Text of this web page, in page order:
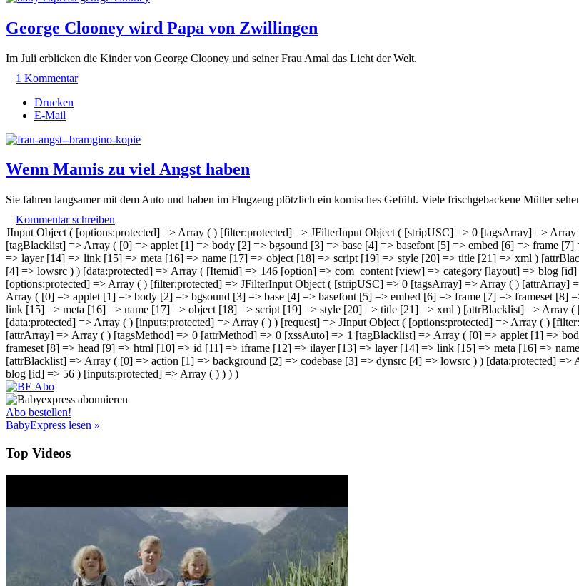
George Clooney wird Papa von Zwillingen
Im Juli erblicken die Kinder von George Clooney und seiner Frau Amal das Licht der Welt.
1 Kommentar
Drucken
E-Mail
Wenn Mamis zu viel Angst haben
Sie fahren langsamer mit dem Auto und haben im Flugzeug plötzlich ein komisches Gefühl. Viele frischgebackene Mütter
Kommentar schreiben
JInput Object ( [options:protected] => Array ( ) [filter:protected] => JFilterInput Object ( [stripUSC] => 0 [tagsArray] =>
[tagBlacklist] => Array ( [0] => applet [1] => body [2] => bgsound [3] => base [4] => basefont [5] => embed [6] => frame
=> layer [14] => link [15] => meta [16] => name [17] => object [18] => script [19] => style [20] => title [21] => xml )
[4] => lowsrc ) ) [data:protected] => Array ( [Itemid] => 146 [option] => com_content [view] => category [layout] => blog
[options:protected] => Array ( ) [filter:protected] => JFilterInput Object ( [stripUSC] => 0 [tagsArray] => Array ( )
Array ( [0] => applet [1] => body [2] => bgsound [3] => base [4] => basefont [5] => embed [6] => frame [7] => frameset
link [15] => meta [16] => name [17] => object [18] => script [19] => style [20] => title [21] => xml ) [attrBlacklist] => Array
[data:protected] => Array ( ) [inputs:protected] => Array ( ) ) [request] => JInput Object ( [options:protected] => Array ( )
[attrArray] => Array ( ) [tagsMethod] => 0 [attrMethod] => 0 [xssAuto] => 1 [tagBlacklist] => Array ( [0] => applet [1] =>
frameset [8] => head [9] => html [10] => id [11] => iframe [12] => ilayer [13] => layer [14] => link [15] => meta [16] =>
[attrBlacklist] => Array ( [0] => action [1] => background [2] => codebase [3] => dynsrc [4] => lowsrc ) ) [data:protected]
blog [id] => 56 ) [inputs:protected] => Array ( ) ) ) )
Abo bestellen!
BabyExpress lesen »
Top Videos